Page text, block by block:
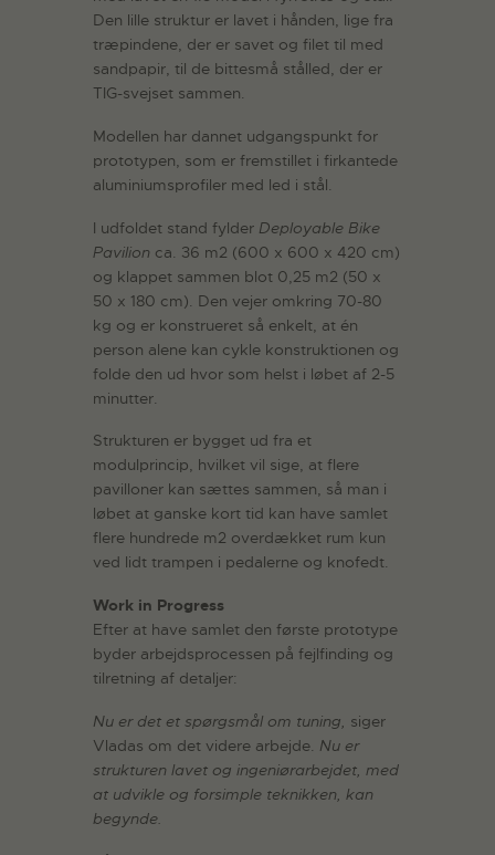
Den lille struktur er lavet i hånden, lige fra
træpindene, der er savet og filet til med
sandpapir, til de bittesmå stålled, der er
TIG-svejset sammen.
Modellen har dannet udgangspunkt for
prototypen, som er fremstillet i firkantede
aluminiumsprofiler med led i stål.
I udfoldet stand fylder Deployable Bike
Pavilion ca. 36 m2 (600 x 600 x 420 cm)
og klappet sammen blot 0,25 m2 (50 x
50 x 180 cm). Den vejer omkring 70-80
kg og er konstrueret så enkelt, at én
person alene kan cykle konstruktionen og
folde den ud hvor som helst i løbet af 2-5
minutter.
Strukturen er bygget ud fra et
modulprincip, hvilket vil sige, at flere
pavilloner kan sættes sammen, så man i
løbet at ganske kort tid kan have samlet
flere hundrede m2 overdækket rum kun
ved lidt trampen i pedalerne og knofedt.
Work in Progress
Efter at have samlet den første prototype
byder arbejdsprocessen på fejlfinding og
tilretning af detaljer:
Nu er det et spørgsmål om tuning, siger
Vladas om det videre arbejde. Nu er
strukturen lavet og ingeniørarbejdet, med
at udvikle og forsimple teknikken, kan
begynde.